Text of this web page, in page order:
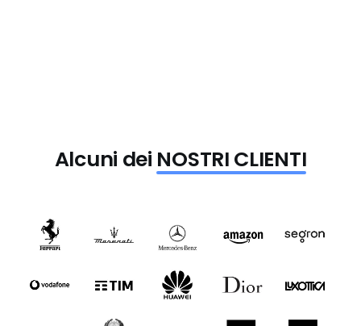
Alcuni dei NOSTRI CLIENTI